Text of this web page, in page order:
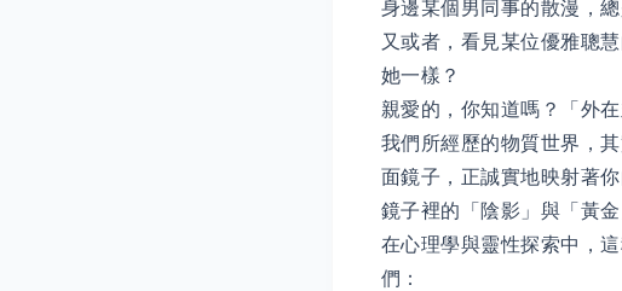
身邊某個男同事的散漫，
又或者，看見某位優雅聰
她一樣？
親愛的，你知道嗎？「外
我們所經歷的物質世界，
面鏡子，正誠實地映射著
鏡子裡的「陰影」與「黃金
在心理學與靈性探索中，
們：